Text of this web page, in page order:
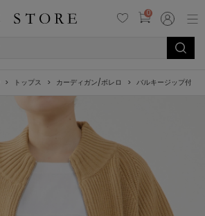
0
トップス カーディガン/ボレロ バルキージップ付ニ